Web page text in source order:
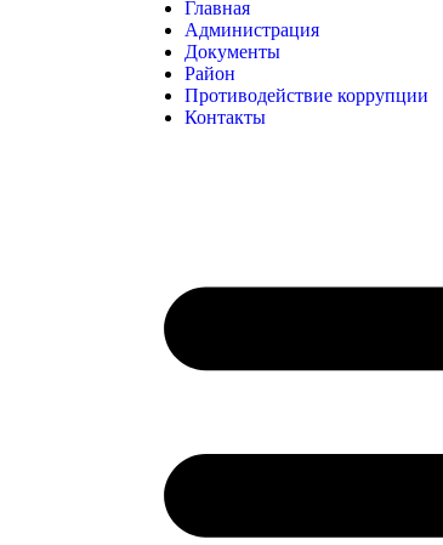
Главная
Администрация
Документы
Район
Противодействие коррупции
Контакты